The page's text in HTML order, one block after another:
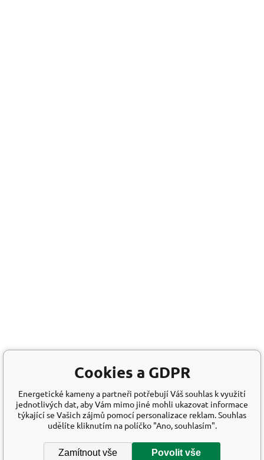
Cookies a GDPR
Energetické kameny a partneři potřebují Váš souhlas k využití
jednotlivých dat, aby Vám mimo jiné mohli ukazovat informace
týkající se Vašich zájmů pomocí personalizace reklam. Souhlas
udělíte kliknutím na políčko "Ano, souhlasím".
Zamítnout vše Povolit vše